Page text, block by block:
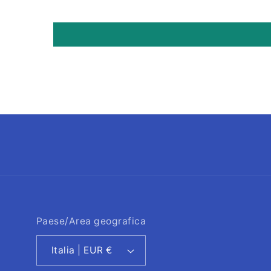
Paese/Area geografica
Italia | EUR €